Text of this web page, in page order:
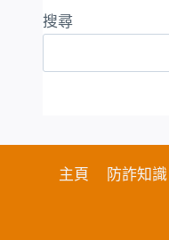
搜尋
主頁 防詐知識